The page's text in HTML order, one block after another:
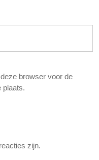
browser voor de
plaats.
zijn.